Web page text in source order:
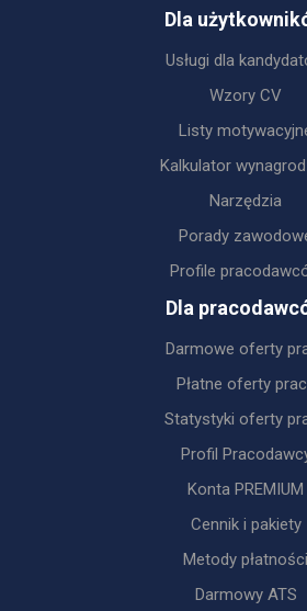
Dla
Usługi dla
Wzory CV
Listy
Kalkulator
Narzędzia
Porady
Profile
Dla
Darmowe oferty
Płatne oferty
Statystyki oferty
Profil
Konta PREMIUM
Cennik i pakiety
Metody płatności
Darmowy ATS